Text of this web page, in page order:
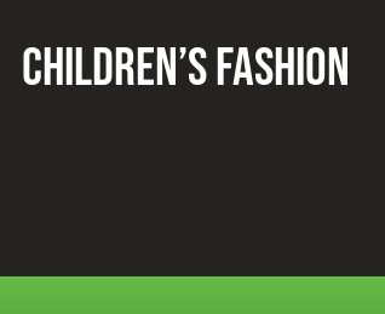
CHILDREN’S fashion